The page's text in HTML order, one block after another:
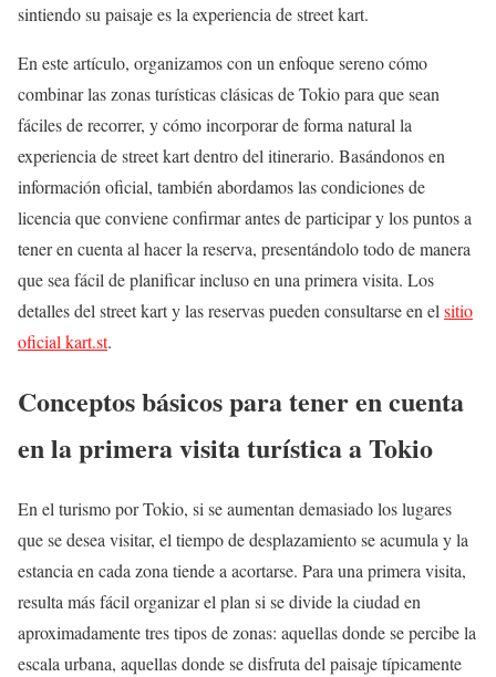
sintiendo su paisaje es la experiencia de street kart.
En este artículo, organizamos con un enfoque sereno cómo
combinar las zonas turísticas clásicas de Tokio para que sean
fáciles de recorrer, y cómo incorporar de forma natural la
experiencia de street kart dentro del itinerario. Basándonos en
información oficial, también abordamos las condiciones de
licencia que conviene confirmar antes de participar y los puntos a
tener en cuenta al hacer la reserva, presentándolo todo de manera
que sea fácil de planificar incluso en una primera visita. Los
detalles del street kart y las reservas pueden consultarse en el sitio
oficial kart.st.
Conceptos básicos para tener en cuenta
en la primera visita turística a Tokio
En el turismo por Tokio, si se aumentan demasiado los lugares
que se desea visitar, el tiempo de desplazamiento se acumula y la
estancia en cada zona tiende a acortarse. Para una primera visita,
resulta más fácil organizar el plan si se divide la ciudad en
aproximadamente tres tipos de zonas: aquellas donde se percibe la
escala urbana, aquellas donde se disfruta del paisaje típicamente